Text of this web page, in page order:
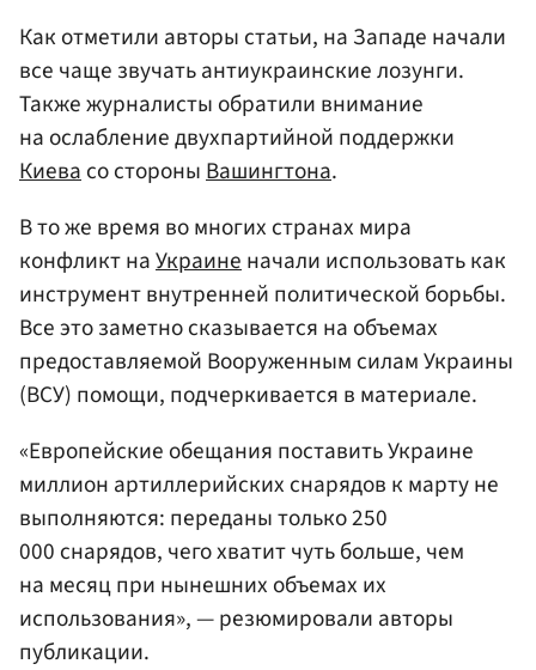
Как отметили авторы статьи, на Западе начали
все чаще звучать антиукраинские лозунги.
Также журналисты обратили внимание
на ослабление двухпартийной поддержки
Киева со стороны Вашингтона.
В то же время во многих странах мира
конфликт наУкраиненачали использовать как
инструмент внутренней политической борьбы.
Все это заметно сказывается на объемах
предоставляемой Вооруженным силам Украины
(ВСУ) помощи, подчеркивается в материале.
«Европейские обещания поставить Украине
миллион артиллерийских снарядов к марту не
выполняются: переданы только 250
000 снарядов, чего хватит чуть больше, чем
на месяц при нынешних объемах их
использования», — резюмировали авторы
публикации.